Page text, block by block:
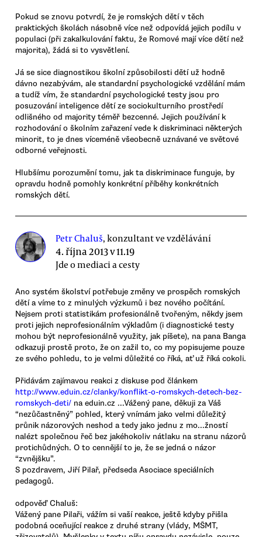
Pokud se znovu potvrdí, že je romských dětí v těch
praktických školách násobně více než odpovídá jejich podílu v
populaci (při zakalkulování faktu, že Romové mají více dětí než
majorita), žádá si to vysvětlení.
Já se sice diagnostikou školní způsobilosti dětí už hodně
dávno nezabývám, ale standardní psychologické vzdělání mám
a tudíž vím, že standardní psychologické testy jsou pro
posuzování inteligence dětí ze sociokulturního prostředí
odlišného od majority téměř bezcenné. Jejich používání k
rozhodování o školním zařazení vede k diskriminaci některých
minorit, to je dnes víceméně všeobecně uznávané ve světové
odborné veřejnosti.
Hlubšímu porozumění tomu, jak ta diskriminace funguje, by
opravdu hodně pomohly konkrétní příběhy konkrétních
romských dětí.
Petr Chaluš, konzultant ve vzdělávání
4. října 2013 v 11.19
Jde o mediaci a cesty
Ano systém školství potřebuje změny ve prospěch romských
dětí a víme to z minulých výzkumů i bez nového počítání.
Nejsem proti statistikám profesionálně tvořeným, někdy jsem
proti jejich neprofesionálním výkladům (i diagnostické testy
mohou být neprofesionálně využity, jak píšete), na pana Banga
odkazuji prostě proto, že on zažil to, co my popisujeme pouze
ze svého pohledu, to je velmi důležité co říká, ať už říká cokoli.
Přidávám zajímavou reakci z diskuse pod článkem
http://www.eduin.cz/clanky/konflikt-o-romskych-detech-bez-
romskych-deti/ na eduin.cz ...Vážený pane, děkuji za Váš
“nezůčastněný” pohled, který vnímám jako velmi důležitý
průnik názorových neshod a tedy jako jednu z mo...žností
nalézt společnou řeč bez jakéhokoliv nátlaku na stranu názorů
protichůdných. O to cennější to je, že se jedná o názor
“zvnějšku”.
S pozdravem, Jiří Pilař, předseda Asociace speciálních
pedagogů.
odpověď Chaluš:
Vážený pane Pilaři, vážím si vaší reakce, ještě kdyby přišla
podobná oceňující reakce z druhé strany (vlády, MŠMT,